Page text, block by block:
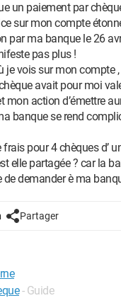
un paiement par
sur mon compte
par ma banque le 26
pas plus !
je vois sur mon compte
avait pour moi
mon action d’émettre
banque se rend
frais pour 4 chèques d’
elle partagée ? car la
de demander è ma
Partager
- Guide